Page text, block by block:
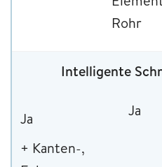
Rohr
Intelligente
Ja
+ Kanten-,
Ja